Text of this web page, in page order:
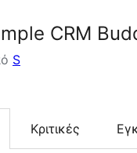
CRM
S
Κριτικές